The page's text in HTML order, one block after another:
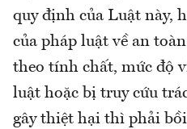
quy định của Luật này,
của pháp luật về an
theo tính chất, mức độ
luật hoặc bị truy cứu
gây thiệt hại thì phải